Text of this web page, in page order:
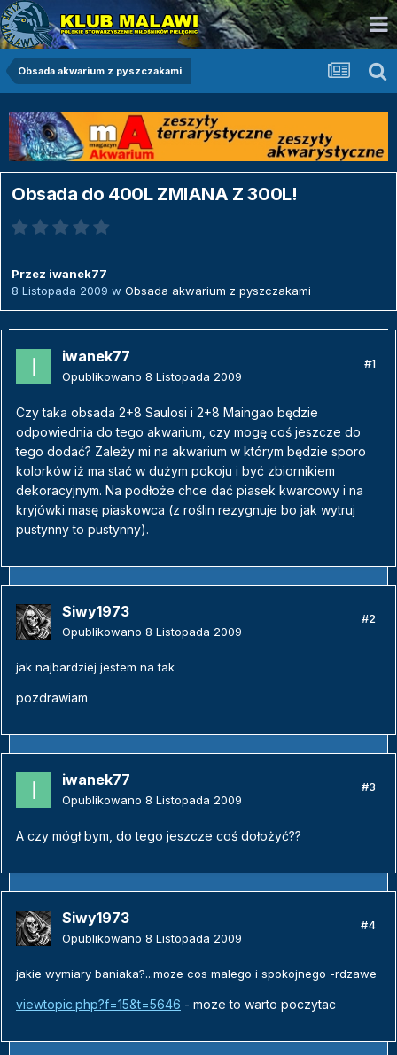
Obsada akwarium z pyszczakami
Obsada do 400L ZMIANA Z 300L!
Przez iwanek77
8 Listopada 2009 w Obsada akwarium z pyszczakami
iwanek77
Opublikowano 8 Listopada 2009
#1
Czy taka obsada 2+8 Saulosi i 2+8 Maingao będzie
odpowiednia do tego akwarium, czy mogę coś jeszcze do
tego dodać? Zależy mi na akwarium w którym będzie sporo
kolorków iż ma stać w dużym pokoju i być zbiornikiem
dekoracyjnym. Na podłoże chce dać piasek kwarcowy i na
kryjówki masę piaskowca (z roślin rezygnuje bo jak wytruj
pustynny to pustynny).
Siwy1973
Opublikowano 8 Listopada 2009
#2
jak najbardziej jestem na tak
pozdrawiam
iwanek77
Opublikowano 8 Listopada 2009
#3
A czy mógł bym, do tego jeszcze coś dołożyć??
Siwy1973
Opublikowano 8 Listopada 2009
#4
jakie wymiary baniaka?...moze cos malego i spokojnego -rdzawe
viewtopic.php?f=15&t=5646 - moze to warto poczytac